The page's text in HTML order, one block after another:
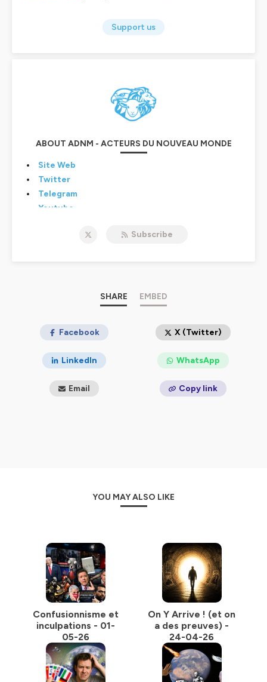
Support us
ABOUT ADNM - ACTEURS DU NOUVEAU MONDE
Site Web
Twitter
Telegram
Youtube
confidentialitepour plus d'informations.
Subscribe
SHARE EMBED
Facebook X (Twitter)
LinkedIn WhatsApp
Email Copy link
YOU MAY ALSO LIKE
Confusionnisme et
inculpations - 01-
05-26
On Y Arrive ! (et on
a des preuves) -
24-04-26